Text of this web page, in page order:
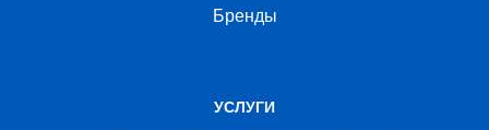
Бренды
УСЛУГИ